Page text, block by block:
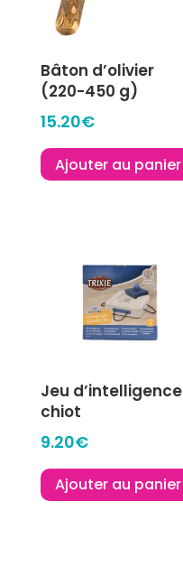
Bâton d’olivier
(220-450 g)
15.20€
Ajouter au panier
Jeu d’intelligence
chiot
9.20€
Ajouter au panier